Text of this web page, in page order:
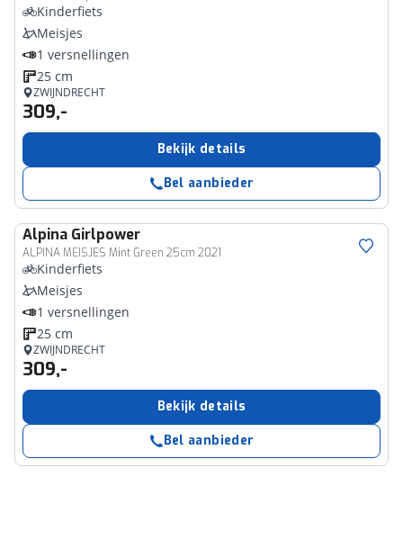
Kinderfiets
Meisjes
1 versnellingen
25 cm
ZWIJNDRECHT
309,-
Bekijk details
Bel aanbieder
Alpina Girlpower
ALPINA MEISJES Mint Green 25cm 2021
Kinderfiets
Meisjes
1 versnellingen
25 cm
ZWIJNDRECHT
309,-
Bekijk details
Bel aanbieder